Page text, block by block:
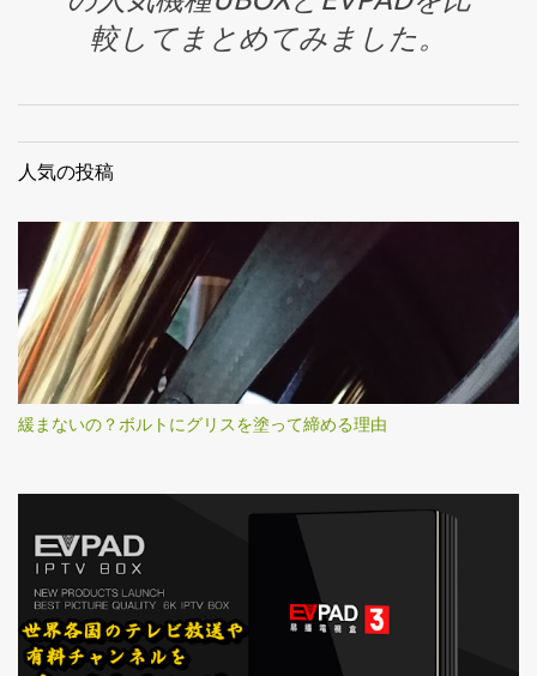
較してまとめてみました。
人気の投稿
緩まないの？ボルトにグリスを塗って締める理由